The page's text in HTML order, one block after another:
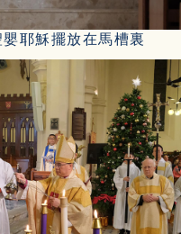
耶穌擺放在馬槽裏